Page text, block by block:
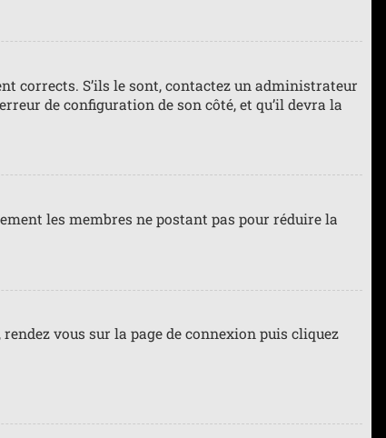
corrects. S’ils le sont, contactez un administrateur
de configuration de son côté, et qu’il devra la
les membres ne postant pas pour réduire la
vous sur la page de connexion puis cliquez